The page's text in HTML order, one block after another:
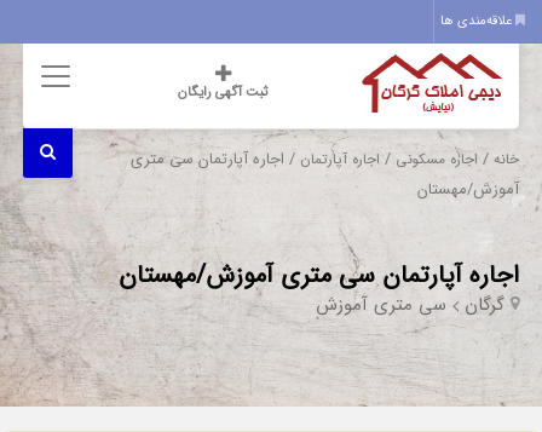
علاقه‌مندی ها
ثبت آگهی رایگان
خانه /اجاره مسکونی/ اجاره آپارتمان / اجاره آپارتمان سی متری
آموزش/مهستان
اجاره آپارتمان سی متری آموزش/مهستان
گرگان سی متری آموزش